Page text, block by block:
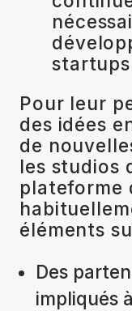
Pour leur
des idées
de
les studios
plateforme
éléments
Des
impliqués